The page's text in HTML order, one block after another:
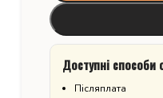
Доступні способи
Післяплата